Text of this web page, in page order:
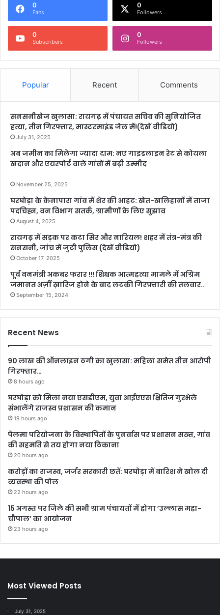
0
Fans
0
Followers
0
Subscribers
0
Followers
Popular Recent Comments
सनसनीखेज खुलासा: रायगढ़ में पंचायत सचिव की सुनियोजित
हत्या, तीन गिरफ्तार, मास्टरमाइंड जेल में!(देखें वीडियो)
July 31, 2025
अब जमीन का मिलेगा ज्यादा दाम: नए गाइडलाइन रेट से कोयला
खदान और एयरपोर्ट वाले गांवों में बढ़ी उम्मीद
November 25, 2025
घरघोड़ा के केनापारा गांव में शेर की आहट: खेत-खलिहानों में ताजा
पदचिह्न, वन विभाग सतर्क, ग्रामीणों के लिए सुझाव
August 4, 2025
रायगढ़ में सड़क पर कटा सिर और नारियल! शहर में तंत्र-मंत्र की
सनसनी, जांच में जुटी पुलिस (देखें वीडियो)
October 17, 2025
पूर्व वनमंत्री अकबर फरार !!! शिक्षक आत्महत्या मामले में अग्रिम
जमानत अर्ज़ी ख़ारिज होने के बाद लटकी गिरफ़्तारी की तलवार..
September 15, 2024
Recent News
90 लाख की ऑनलाइन ठगी का खुलासा: महिला समेत तीन आरोपी
गिरफ्तार…
8 hours ago
घरघोड़ा को मिला नया एसडीएम, युवा आईएएस क्षितिज गुरभेले
संभालेंगे राजस्व प्रशासन की कमान
19 hours ago
पेलमा परियोजना के विस्थापितों के पुनर्वास पर प्रशासन सख्त, गांव
की सहमति से तय होगा नया ठिकाना
20 hours ago
करोड़ों का राजस्व, जर्जर सरकारी छतें: घरघोड़ा में बारिश ने खोल दी
व्यवस्था की पोल
22 hours ago
15 अगस्त पर जिले की सभी ग्राम पंचायतों में होगा ’उल्लास महा-
चौपाल’ का आयोजन
23 hours ago
Most Viewed Posts
July 31, 2025